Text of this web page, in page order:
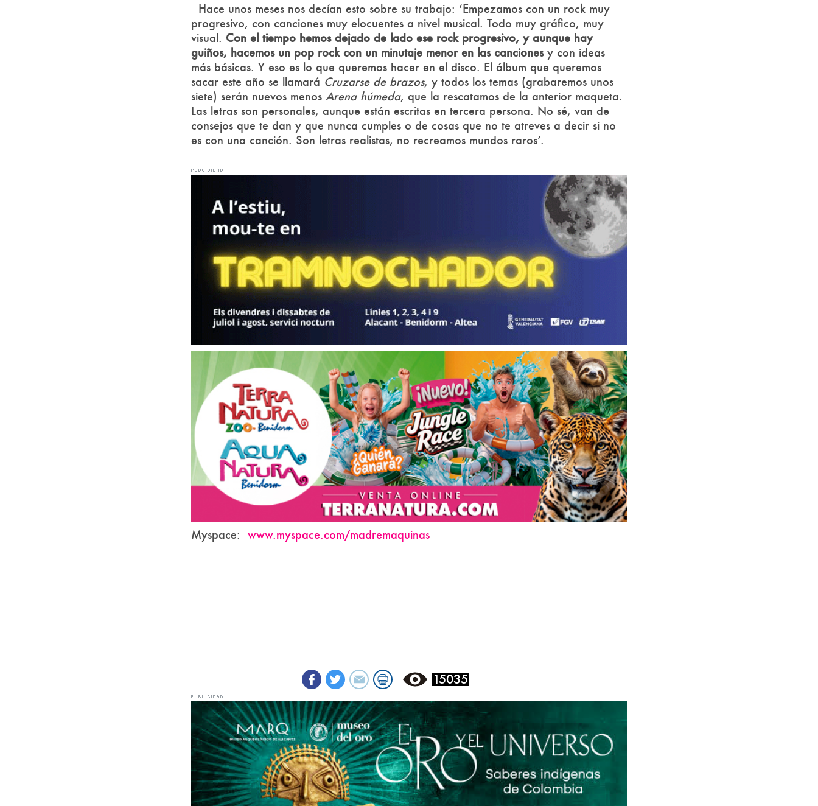
Hace unos meses nos decían esto sobre su trabajo: ‘Empezamos con un rock muy
progresivo, con canciones muy elocuentes a nivel musical. Todo muy gráfico, muy
visual. Con el tiempo hemos dejado de lado ese rock progresivo, y aunque hay
guiños, hacemos un pop rock con un minutaje menor en las cancionesy con ideas
más básicas. Y eso es lo que queremos hacer en el disco. El álbum que queremos
sacar este año se llamará Cruzarse de brazos, y todos los temas (grabaremos unos
siete) serán nuevos menos Arena húmeda, que la rescatamos de la anterior maqueta.
Las letras son personales, aunque están escritas en tercera persona. No sé, van de
consejos que te dan y que nunca cumples o de cosas que no te atreves a decir si no
es con una canción. Son letras realistas, no recreamos mundos raros’.
Myspace: www.myspace.com/madremaquinas
15035